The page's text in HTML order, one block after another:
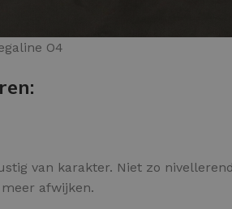
O4
van karakter. Niet zo
afwijken.